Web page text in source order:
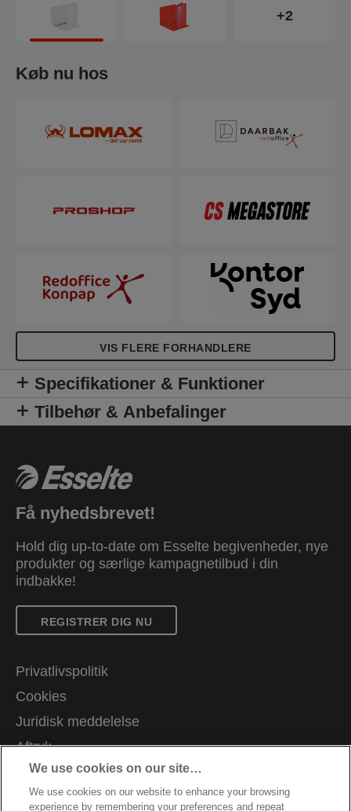
+2
Køb nu hos
VIS FLERE FORHANDLERE
Specifikationer & Funktioner
Tilbehør & Anbefalinger
Få nyhedsbrevet!
Hold dig up-to-date om Esselte begivenheder, nye
produkter og særlige kampagnetilbud i din
indbakke!
REGISTRER DIG NU
Privatlivspolitik
Cookies
Juridisk meddelelse
Aftryk
Administrer mine data
Kundesupport
We use cookies on our site…
We use cookies on our website to enhance your browsing
experience by remembering your preferences and repeat